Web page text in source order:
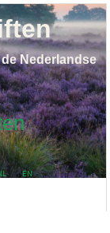
EN
Nederlandse